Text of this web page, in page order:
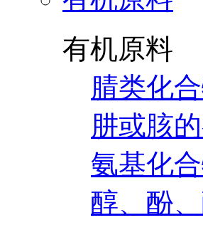
有机原料
腈类化
肼或胲
氨基化
醇、酚